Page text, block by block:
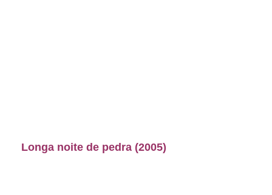
Longa noite de pedra (2005)